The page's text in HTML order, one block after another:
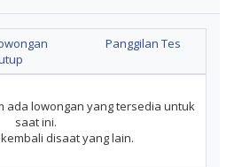
Panggilan Tes
ada lowongan yang tersedia untuk
saat ini.
disaat yang lain.